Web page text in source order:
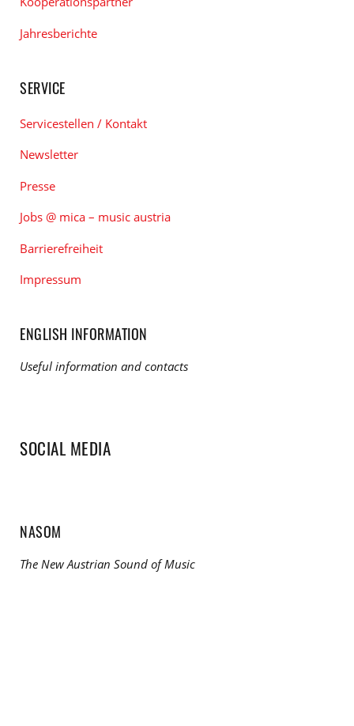
Jahresberichte
SERVICE
Servicestellen / Kontakt
Newsletter
Presse
Jobs @ mica – music austria
Barrierefreiheit
Impressum
ENGLISH INFORMATION
Useful information and contacts
SOCIAL MEDIA
NASOM
The New Austrian Sound of Music